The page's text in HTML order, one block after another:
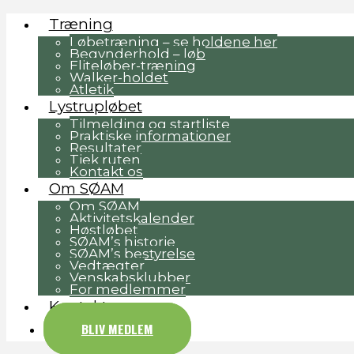
Træning
Løbetræning – se holdene her
Begynderhold – løb
Eliteløber-træning
Walker-holdet
Atletik
Lystrupløbet
Tilmelding og startliste
Praktiske informationer
Resultater
Tjek ruten
Kontakt os
Om SØAM
Om SØAM
Aktivitetskalender
Høstløbet
SØAM’s historie
SØAM’s bestyrelse
Vedtægter
Venskabsklubber
For medlemmer
Kontakt
BLIV MEDLEM